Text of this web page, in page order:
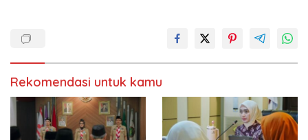
Rekomendasi untuk kamu